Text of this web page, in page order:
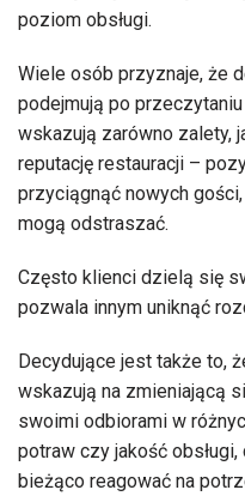
poziom obsługi.
Wiele osób przyznaje, że
podejmują po
wskazują zarówno zalety,
reputację restauracji –
przyciągnąć nowych
mogą odstraszać.
Często klienci dzielą się
pozwala innym uniknąć
Decydujące jest także to,
wskazują na zmieniającą
swoimi odbiorami w
potraw czy jakość
bieżąco reagować na